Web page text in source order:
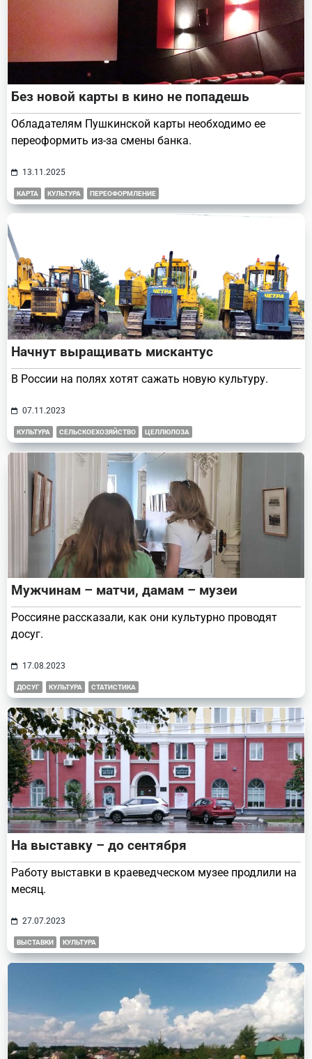
Без новой карты в кино не попадешь
Обладателям Пушкинской карты необходимо ее
переоформить из-за смены банка.
13.11.2025
КАРТА КУЛЬТУРА ПЕРЕОФОРМЛЕНИЕ
Начнут выращивать мискантус
В России на полях хотят сажать новую культуру.
07.11.2023
КУЛЬТУРА СЕЛЬСКОЕХОЗЯЙСТВО ЦЕЛЛЮЛОЗА
Мужчинам – матчи, дамам – музеи
Россияне рассказали, как они культурно проводят
досуг.
17.08.2023
ДОСУГ КУЛЬТУРА СТАТИСТИКА
На выставку – до сентября
Работу выставки в краеведческом музее продлили на
месяц.
27.07.2023
ВЫСТАВКИ КУЛЬТУРА